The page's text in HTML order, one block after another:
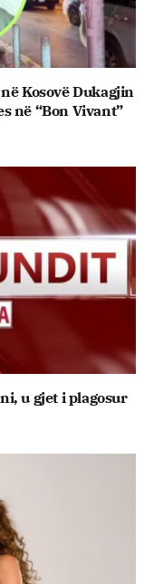
Kosovë Dukagjin
në “Bon Vivant”
u gjet i plagosur